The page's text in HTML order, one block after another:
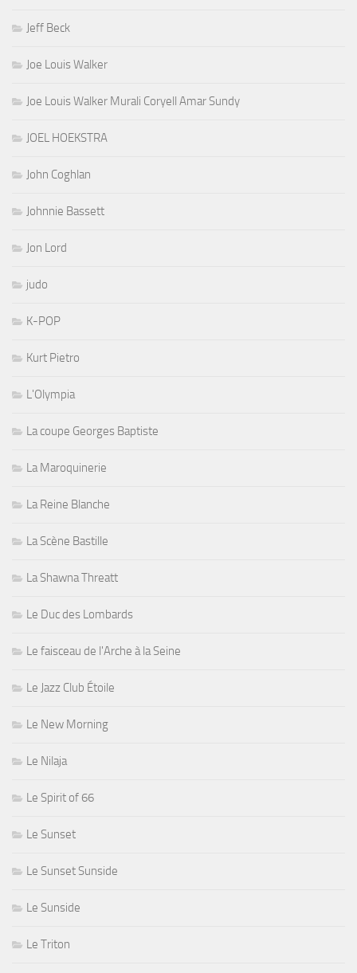
Jeff Beck
Joe Louis Walker
Joe Louis Walker Murali Coryell Amar Sundy
JOEL HOEKSTRA
John Coghlan
Johnnie Bassett
Jon Lord
judo
K-POP
Kurt Pietro
L'Olympia
La coupe Georges Baptiste
La Maroquinerie
La Reine Blanche
La Scène Bastille
La Shawna Threatt
Le Duc des Lombards
Le faisceau de l'Arche à la Seine
Le Jazz Club Étoile
Le New Morning
Le Nilaja
Le Spirit of 66
Le Sunset
Le Sunset Sunside
Le Sunside
Le Triton